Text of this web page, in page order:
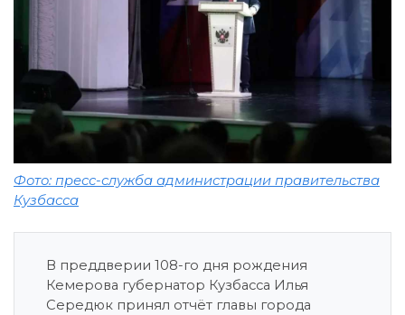
Фото: пресс-служба администрации правительства
Кузбасса
В преддверии 108-го дня рождения
Кемерова губернатор Кузбасса Илья
Середюк принял отчёт главы города